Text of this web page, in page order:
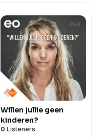
Willen jullie geen
kinderen?
0 Listeners